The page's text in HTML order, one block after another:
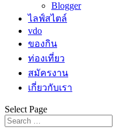
Blogger
ไลฟ์สไตล์
vdo
ของกิน
ท่องเที่ยว
สมัครงาน
เกี่ยวกับเรา
Select Page